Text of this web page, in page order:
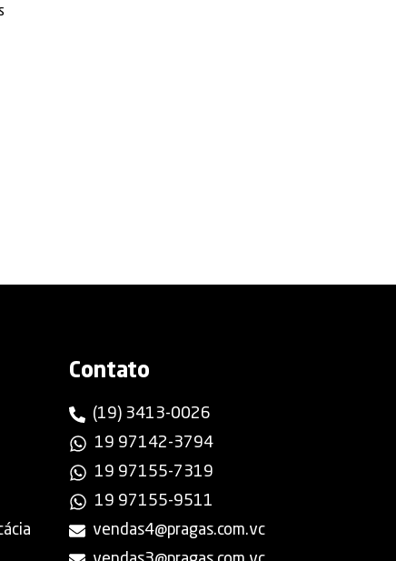
Contato
(19) 3413-0026
19 97142-3794
19 97155-7319
19 97155-9511
vendas4@pragas.com.vc